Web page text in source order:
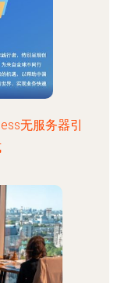
无服务器引